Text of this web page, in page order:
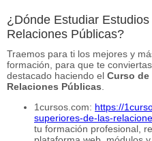
¿Dónde Estudiar
Relaciones Públicas?
Traemos para ti los mejores y
formación, para que te
destacado haciendo el Curso
Relaciones Públicas
1cursos.com: https://
superiores-de-las-
tu formación profesional,